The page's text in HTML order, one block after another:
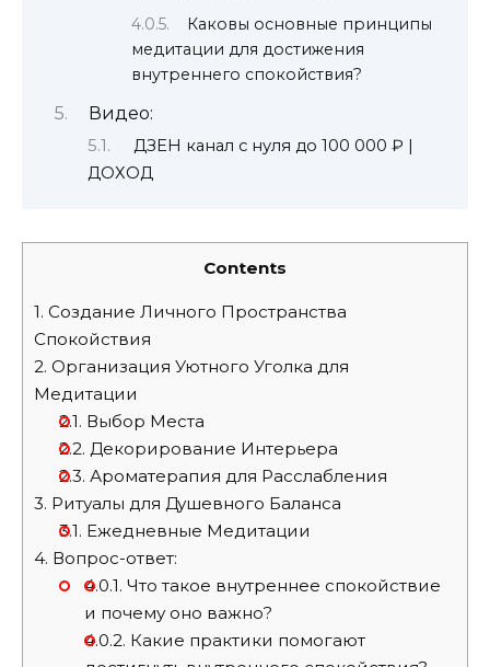
Каковы основные принципы
медитации для достижения
внутреннего спокойствия?
Видео:
ДЗЕН канал с нуля до 100 000 ₽ |
ДОХОД
Contents
1. Создание Личного Пространства
Спокойствия
2. Организация Уютного Уголка для
Медитации
2.1. Выбор Места
2.2. Декорирование Интерьера
2.3. Ароматерапия для Расслабления
3. Ритуалы для Душевного Баланса
3.1. Ежедневные Медитации
4. Вопрос-ответ:
4.0.1. Что такое внутреннее спокойствие
и почему оно важно?
4.0.2. Какие практики помогают